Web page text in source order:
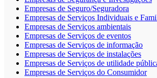
Empresas de Seguro/Seguradora
Empresas de Serviços Individuais e
Empresas de Serviços ambientais
Empresas de Serviços de eventos
Empresas de Serviços de informação
Empresas de Serviços de instalações
Empresas de Serviços de utilidade
Empresas de Serviços do Consumidor